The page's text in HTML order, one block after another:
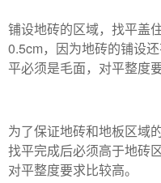
铺设地砖的区域，找平盖
0.5cm，因为地砖的铺设
平必须是毛面，对平整度
为了保证地砖和地板区域
找平完成后必须高于地砖
对平整度要求比较高。